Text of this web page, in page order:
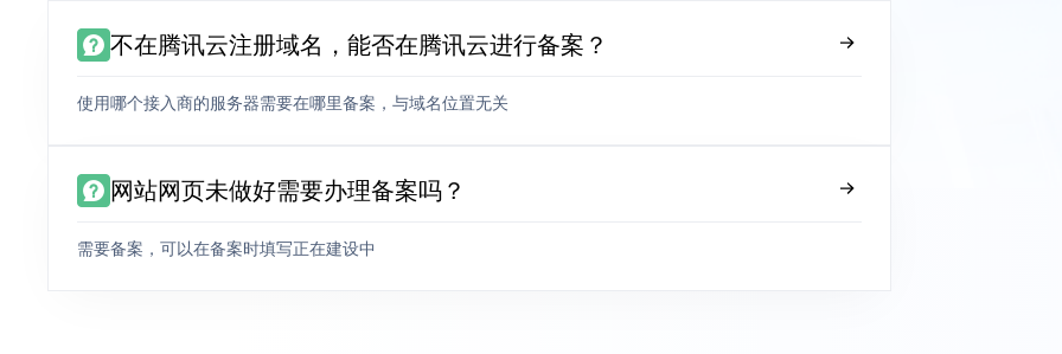
不在腾讯云注册域名，能否在腾讯云进行备案？
使用哪个接入商的服务器需要在哪里备案，与域名位置无关
网站网页未做好需要办理备案吗？
需要备案，可以在备案时填写正在建设中